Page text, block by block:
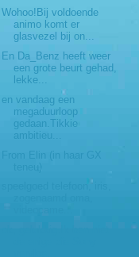
Wohoo!Bij voldoende
animo komt er
glasvezel bij on...
En Da_Benz heeft weer
een grote beurt gehad,
lekke...
en vandaag een
megaduurloop
gedaan.Tikkie
ambitieu...
From Elin (in haar GX
speelgoed telefoon, iris,